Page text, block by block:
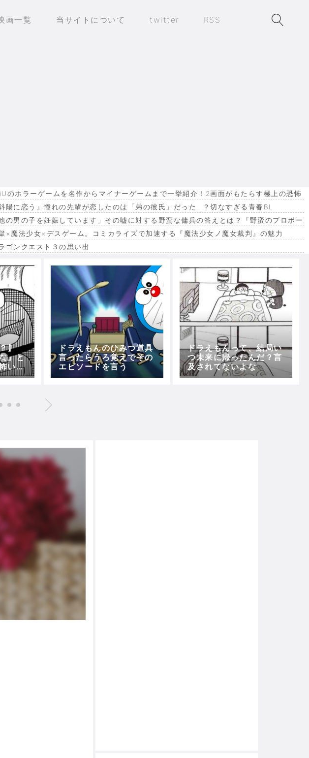
画一覧 当サイトについて twitter RSS
のホラーゲームを名作からマイナーゲームまで一挙紹介！2画面がもたらす極上の恐怖
斜陽に恋う』憧れの先輩が恋したのは「弟の彼氏」だった…？切なすぎる青春BL
！』
他の男の子を妊娠しています」その嘘に対する野蛮な傭兵の答えとは？『野蛮のプロポー
×魔法少女×デスゲーム。コミカライズで加速する『魔法少女ノ魔女裁判』の魅力
ゴンクエスト３の思い出
】
』と
い」
けー
ドラえもんのひみつ道具
言ったらうろ覚えでその
エピソードを言う
ドラえもんって、結局い
つ未来に帰ったんだ？言
及されてないよな